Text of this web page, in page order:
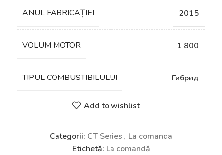
ANUL FABRICAȚIEI 2015
VOLUM MOTOR 1 800
TIPUL COMBUSTIBILULUI Гибрид
Add to wishlist
Categorii: CT Series, La comanda
Etichetă: La comandă